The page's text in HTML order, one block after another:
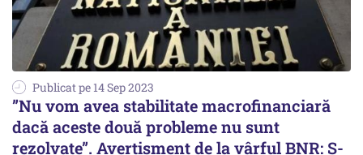
Publicat pe 14 Sep 2023
”Nu vom avea stabilitate macrofinanciară
dacă aceste două probleme nu sunt
rezolvate”. Avertisment de la vârful BNR: S-